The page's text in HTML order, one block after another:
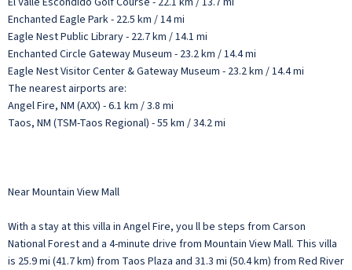
Enchanted Eagle Park - 22.5 km / 14 mi
Eagle Nest Public Library - 22.7 km / 14.1 mi
Enchanted Circle Gateway Museum - 23.2 km / 14.4 mi
Eagle Nest Visitor Center & Gateway Museum - 23.2 km / 14.4 mi
The nearest airports are:
Angel Fire, NM (AXX) - 6.1 km / 3.8 mi
Taos, NM (TSM-Taos Regional) - 55 km / 34.2 mi
Near Mountain View Mall
With a stay at this villa in Angel Fire, you ll be steps from Carson
National Forest and a 4-minute drive from Mountain View Mall. This villa
is 25.9 mi (41.7 km) from Taos Plaza and 31.3 mi (50.4 km) from Red River